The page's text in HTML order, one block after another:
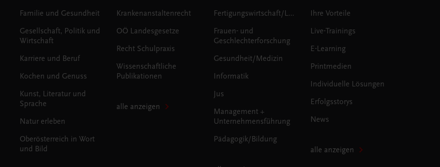
Familie und Gesundheit
Gesellschaft, Politik und
Wirtschaft
Karriere und Beruf
Kochen und Genuss
Kunst, Literatur und
Sprache
Natur erleben
Oberösterreich in Wort
und Bild
Krankenanstaltenrecht
OÖ Landesgesetze
Recht Schulpraxis
Wissenschaftliche
Publikationen
alle anzeigen
Fertigungswirtschaft/Logistik
Frauen- und
Geschlechterforschung
Gesundheit/Medizin
Informatik
Jus
Management +
Unternehmensführung
Pädagogik/Bildung
Ihre Vorteile
Live-Trainings
E-Learning
Printmedien
Individuelle Lösungen
Erfolgsstorys
News
alle anzeigen